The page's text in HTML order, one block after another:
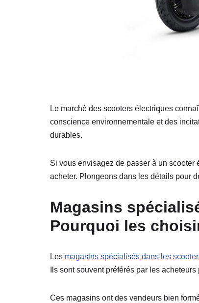
Le marché des scooters électriques
conscience environnementale et des
durables.
Si vous envisagez de passer à un
acheter. Plongeons dans les détails pour
Magasins
Pourquoi les
Les magasins spécialisés dans les
Ils sont souvent préférés par les
Ces magasins ont des vendeurs bien